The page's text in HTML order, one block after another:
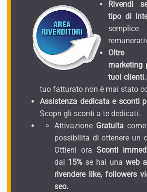
Rivendi
tipo di
Oltre
marketing
tuoi clienti.
tuo fatturato non è mai stato
Assistenza dedicata e sconti
Scopri gli sconti a te dedicati.
Attivazione Gratuitacome
possibilita di ottenere un
Ottieni ora Sconti
dal 15% se hai una web
rivendere like, followers
seo.